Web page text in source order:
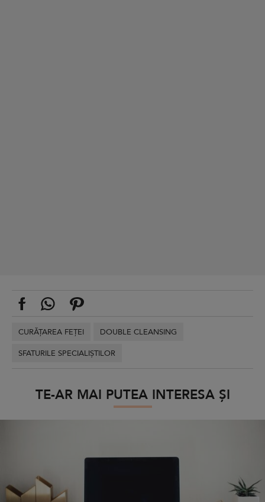
CURĂȚAREA FEȚEI
DOUBLE CLEANSING
SFATURILE SPECIALIȘTILOR
TE-AR MAI PUTEA INTERESA ȘI